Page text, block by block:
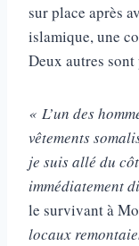
sur place après
islamique, une
Deux autres
« L’un des
vêtements
je suis allé du
immédiatement
le survivant à
locaux